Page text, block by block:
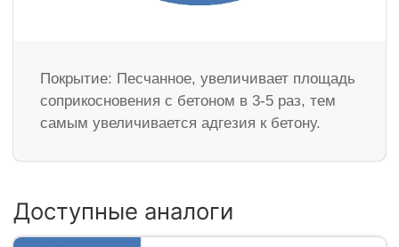
Покрытие: Песчанное, увеличивает площадь
соприкосновения с бетоном в 3-5 раз, тем
самым увеличивается адгезия к бетону.
Доступные аналоги